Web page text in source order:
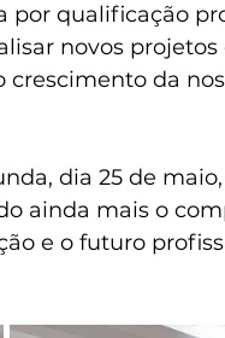
qualificação
novos
da
dia 25 de
ainda mais o
e o futuro